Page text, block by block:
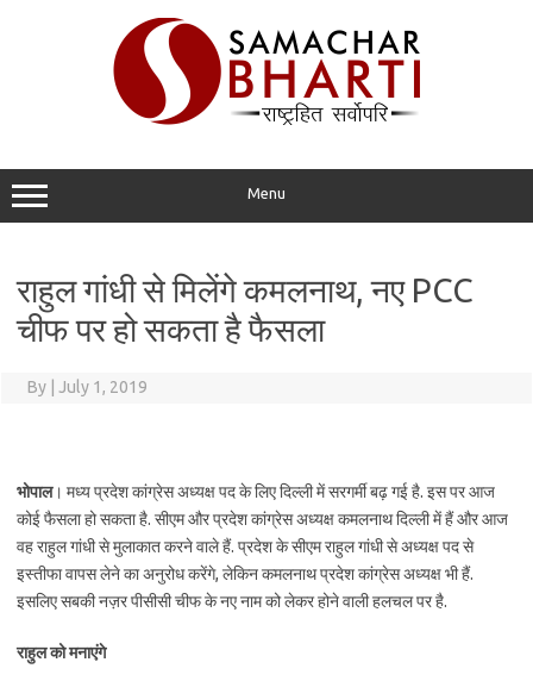
Menu
राहुल गांधी से मिलेंगे कमलनाथ, नए PCC
चीफ पर हो सकता है फैसला
By July 1, 2019
भोपाल। मध्य प्रदेश कांग्रेस अध्यक्ष पद के लिए दिल्ली में सरगर्मी बढ़ गई है. इस पर आज
कोई फैसला हो सकता है. सीएम और प्रदेश कांग्रेस अध्यक्ष कमलनाथ दिल्ली में हैं और आज
वह राहुल गांधी से मुलाकात करने वाले हैं. प्रदेश के सीएम राहुल गांधी से अध्यक्ष पद से
इस्तीफा वापस लेने का अनुरोध करेंगे, लेकिन कमलनाथ प्रदेश कांग्रेस अध्यक्ष भी हैं.
इसलिए सबकी नज़र पीसीसी चीफ के नए नाम को लेकर होने वाली हलचल पर है.
राहुल को मनाएंगे